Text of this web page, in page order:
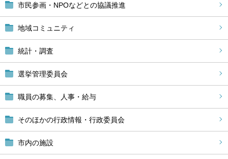
市民参画・NPOなどとの協議推進
地域コミュニティ
統計・調査
選挙管理委員会
職員の募集、人事・給与
そのほかの行政情報・行政委員会
市内の施設